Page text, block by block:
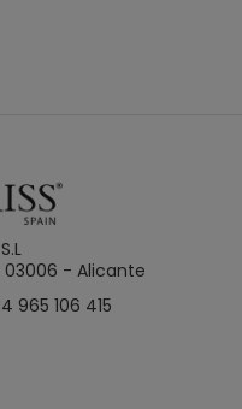
03006 - Alicante
965 106 415